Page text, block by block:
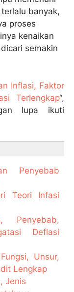
banyak,
proses
kenaikan
semakin
Inflasi, Faktor
Terlengkap“,
lupa ikuti
Penyebab
Teori Infasi
Penyebab,
Deflasi
Unsur,
Lengkap
Jenis